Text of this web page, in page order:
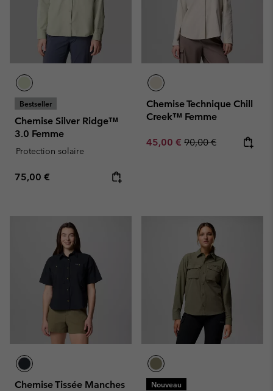
Bestseller
Chemise Silver Ridge™
3.0 Femme
Protection solaire
Regular price:
75,00 €
Chemise Technique Chill
Creek™ Femme
Sale price:
45,00 € Regular price:
90,00 €
Chemise Tissée Manches
Nouveau